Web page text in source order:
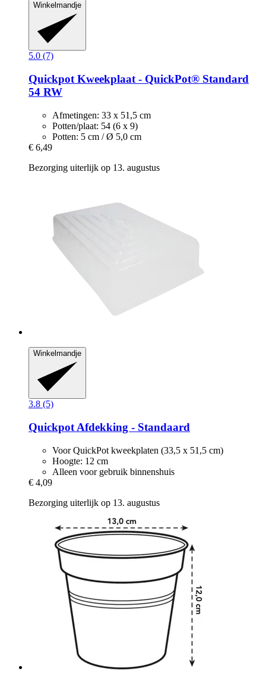
Winkelmandje
5.0 (7)
Quickpot Kweekplaat -​ QuickPot® Standard
54 RW
Afmetingen: 33 x 51,5 cm
Potten/plaat: 54 (6 x 9)
Potten: 5 cm / Ø 5,0 cm
€ 6,49
Bezorging uiterlijk op 13. augustus
Winkelmandje
3.8 (5)
Quickpot Afdekking -​ Standaard
Voor QuickPot kweekplaten (33,5 x 51,5 cm)
Hoogte: 12 cm
Alleen voor gebruik binnenshuis
€ 4,09
Bezorging uiterlijk op 13. augustus